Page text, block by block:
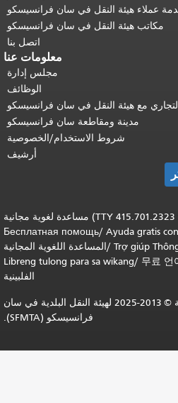
عملاء هيئة النقل في سان فرانسيسكو
مكاتب هيئة النقل في سان فرانسيسكو
اتصل بنا
معلومات عنا
مجلس إدارة
الوظائف
مع هيئة النقل في سان فرانسيسكو
مدينة ومقاطعة سان فرانسيسكو
شروط الاستخدام/الخصوصية
أرشيف
311 (خارج SF 415.701.2311؛ TTY 415.701.2323) مساعدة لغوية مجانية
Ayuda gratis
/
Бесплатная помощь
Trợ giúp
/المساعدة اللغوية المجانية
무료 언
/
Libreng tulong para sa wikang
الفلبينية
جميع الحقوق محفوظة © 2013-2025 لهيئة النقل البلدية في سان
فرانسيسكو (SFMTA).